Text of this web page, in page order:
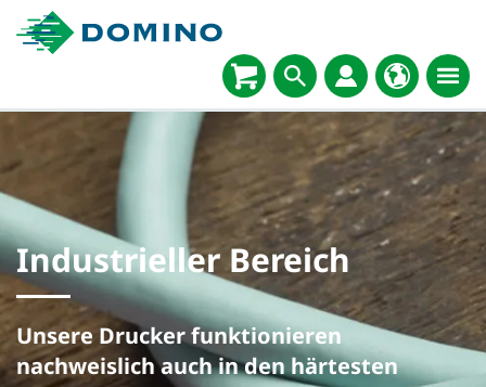
Industrieller Bereich
Unsere Drucker funktionieren
nachweislich auch in den härtesten